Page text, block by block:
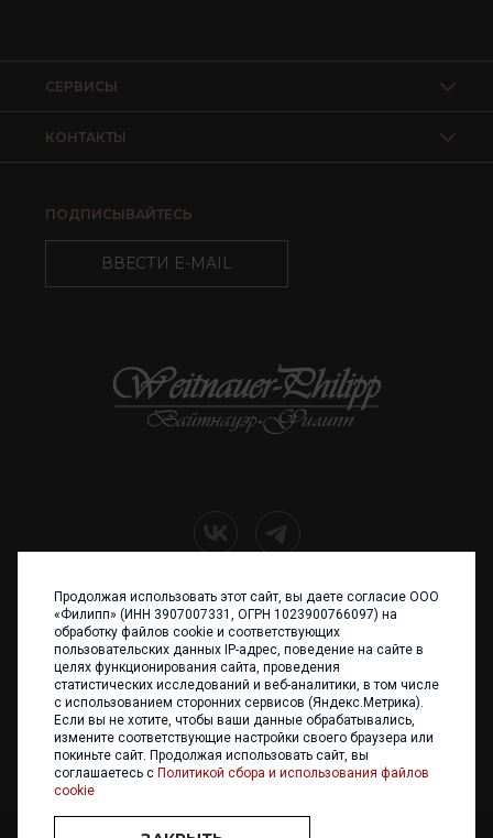
КОНТАКТЫ
СЕРВИСЫ
ПОДПИСЫВАЙТЕСЬ
ВВЕСТИ E-MAIL
+7 (4012) 960 898
236017 Калининград,
ул. Каштановая аллея, 47
Телефон: +7 4012 960 898,
+7 4012 960 856
Написать нам
Продолжая использовать этот сайт, вы даете согласие ООО
«Филипп» (ИНН 3907007331, ОГРН 1023900766097) на
обработку файлов cookie и соответствующих
пользовательских данных IP-адрес, поведение на сайте в
целях функционирования сайта, проведения
статистических исследований и веб-аналитики, в том числе
с использованием сторонних сервисов (Яндекс.Метрика).
Если вы не хотите, чтобы ваши данные обрабатывались,
измените соответствующие настройки своего браузера или
покиньте сайт. Продолжая использовать сайт, вы
соглашаетесь с Политикой сбора и использования файлов
cookie